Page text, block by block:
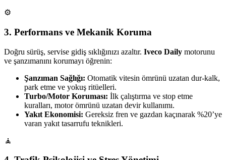
⚙️
3. Performans ve Mekanik Koruma
Doğru sürüş, servise gidiş sıklığınızı azaltır. Iveco Daily motorunu
ve şanzımanını korumayı öğrenin:
Şanzıman Sağlığı: Otomatik vitesin ömrünü uzatan dur-kalk,
park etme ve yokuş ritüelleri.
Turbo/Motor Koruması: İlk çalıştırma ve stop etme
kuralları, motor ömrünü uzatan devir kullanımı.
Yakıt Ekonomisi: Gereksiz fren ve gazdan kaçınarak %20’ye
varan yakıt tasarrufu teknikleri.
🧘